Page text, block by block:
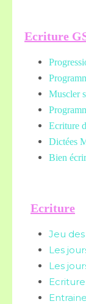
Ecriture
Muscler
Ecriture
Dictées
Bien
Ecriture
Jeu
Les
Les